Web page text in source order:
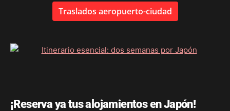
Traslados aeropuerto-ciudad
¡Reserva ya tus alojamientos en Japón!